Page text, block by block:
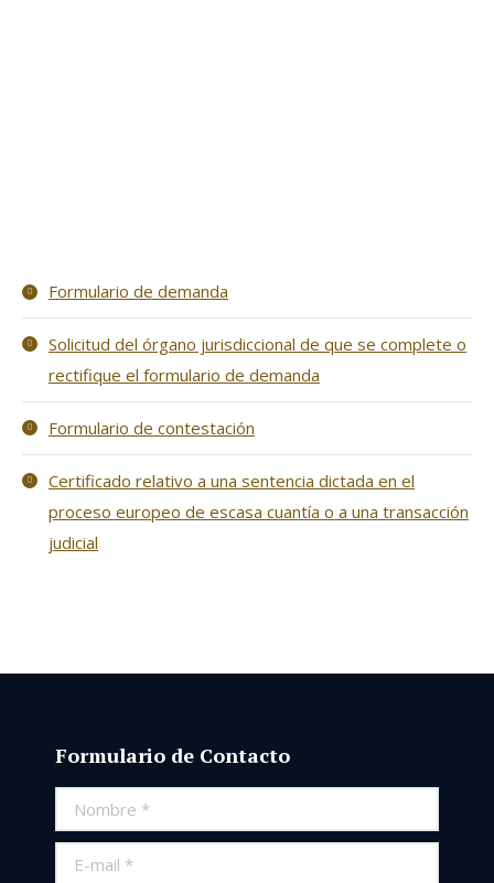
Formulario de demanda
Solicitud del órgano jurisdiccional de que se complete o
rectifique el formulario de demanda
Formulario de contestación
Certificado relativo a una sentencia dictada en el
proceso europeo de escasa cuantía o a una transacción
judicial
Formulario de Contacto
Nombre *
E-mail *